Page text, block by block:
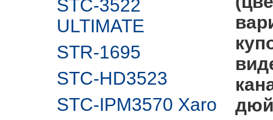
STC-3522
ULTIMATE
STR-1695
STC-HD3523
STC-IPM3570 Xaro